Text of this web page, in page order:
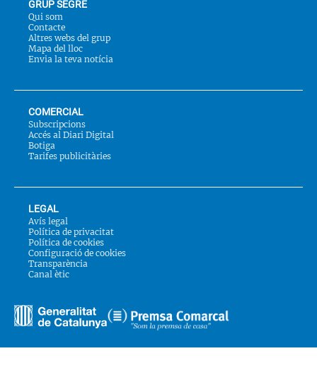
GRUP SEGRE
Qui som
Contacte
Altres webs del grup
Mapa del lloc
Envia la teva notícia
COMERCIAL
Subscripcions
Accés al Diari Digital
Botiga
Tarifes publicitàries
LEGAL
Avís legal
Política de privacitat
Política de cookies
Configuració de cookies
Transparència
Canal ètic